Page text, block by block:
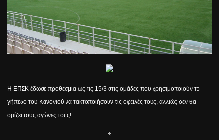
Η ΕΠΣΚ έδωσε προθεσμία ως τις 15/3 στις ομάδες που χρησιμοποιούν το
γήπεδο του Κανονιού να τακτοποιήσουν τις οφειλές τους, αλλιώς δεν θα
ορίζει τους αγώνες τους!
*